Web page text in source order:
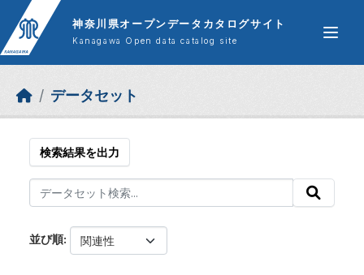
Skip to main content
神奈川県オープンデータカタログサイト
Kanagawa Open data catalog site
データセット
検索結果を出力
並び順